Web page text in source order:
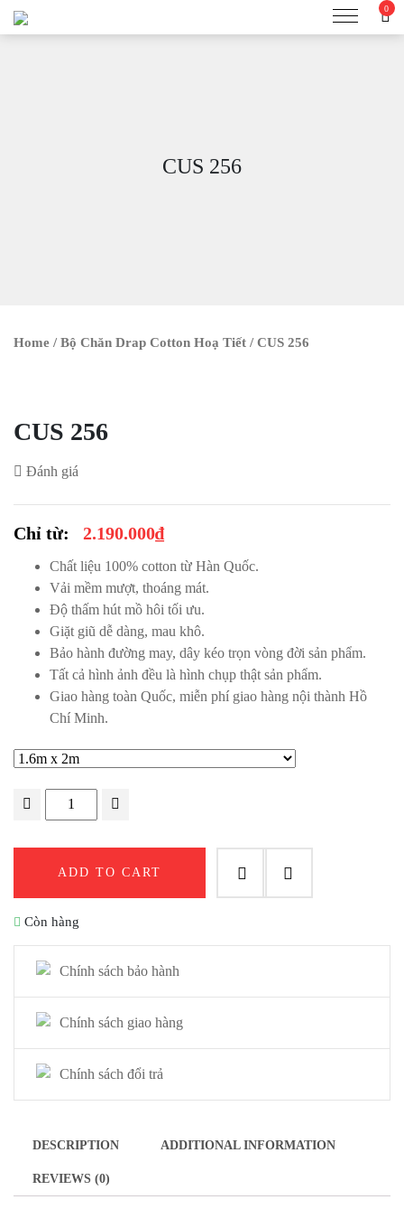
0
CUS 256
Home / Bộ Chăn Drap Cotton Hoạ Tiết / CUS 256
CUS 256
Đánh giá
2.190.000₫
Chất liệu 100% cotton từ Hàn Quốc.
Vải mềm mượt, thoáng mát.
Độ thấm hút mồ hôi tối ưu.
Giặt giũ dễ dàng, mau khô.
Bảo hành đường may, dây kéo trọn vòng đời sản phẩm.
Tất cả hình ảnh đều là hình chụp thật sản phẩm.
Giao hàng toàn Quốc, miễn phí giao hàng nội thành Hồ
Chí Minh.
Quantity
ADD TO CART
Còn hàng
Chính sách bảo hành
Chính sách giao hàng
Chính sách đổi trả
DESCRIPTION ADDITIONAL INFORMATION
REVIEWS (0)